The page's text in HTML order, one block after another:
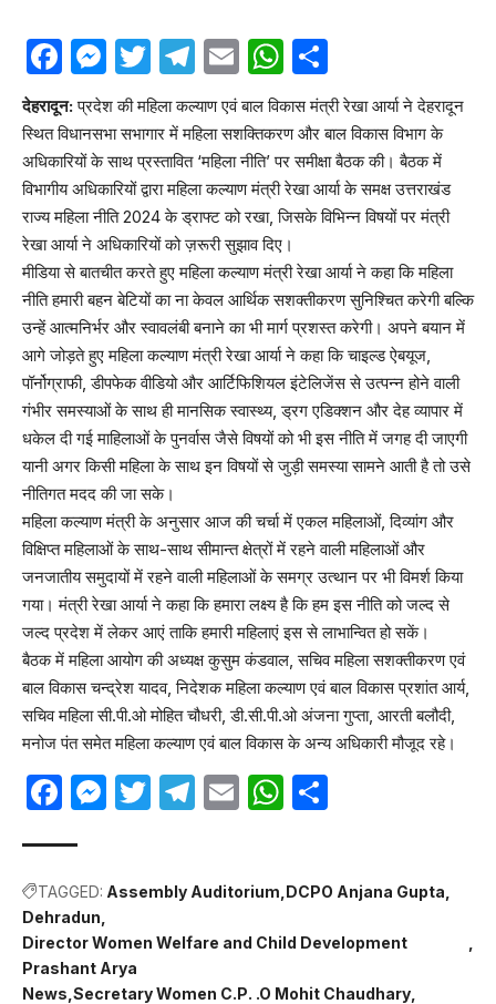
Facebook
Messenger
Twitter
Telegram
EmailWhatsApp
देहरादून:प्रदेश की महिला कल्याण एवं बाल विकास मंत्री रेखा आर्या ने देहरादून
स्थित विधानसभा सभागार में महिला सशक्तिकरण और बाल विकास विभाग के
अधिकारियों के साथ प्रस्तावित ‘महिला नीति’ पर समीक्षा बैठक की। बैठक में
विभागीय अधिकारियों द्वारा महिला कल्याण मंत्री रेखा आर्या के समक्ष उत्तराखंड
राज्य महिला नीति 2024 के ड्राफ्ट को रखा, जिसके विभिन्न विषयों पर मंत्री
रेखा आर्या ने अधिकारियों को ज़रूरी सुझाव दिए।
मीडिया से बातचीत करते हुए महिला कल्याण मंत्री रेखा आर्या ने कहा कि महिला
नीति हमारी बहन बेटियों का ना केवल आर्थिक सशक्तीकरण सुनिश्चित करेगी बल्कि
उन्हें आत्मनिर्भर और स्वावलंबी बनाने का भी मार्ग प्रशस्त करेगी। अपने बयान में
आगे जोड़ते हुए महिला कल्याण मंत्री रेखा आर्या ने कहा कि चाइल्ड ऐबयूज,
पॉर्नोग्राफी, डीपफेक वीडियो और आर्टिफिशियल इंटेलिजेंस से उत्पन्न होने वाली
गंभीर समस्याओं के साथ ही मानसिक स्वास्थ्य, ड्रग एडिक्शन और देह व्यापार में
धकेल दी गई माहिलाओं के पुनर्वास जैसे विषयों को भी इस नीति में जगह दी जाएगी
यानी अगर किसी महिला के साथ इन विषयों से जुड़ी समस्या सामने आती है तो उसे
नीतिगत मदद की जा सके।
महिला कल्याण मंत्री के अनुसार आज की चर्चा में एकल महिलाओं, दिव्यांग और
विक्षिप्त महिलाओं के साथ-साथ सीमान्त क्षेत्रों में रहने वाली महिलाओं और
जनजातीय समुदायों में रहने वाली महिलाओं के समग्र उत्थान पर भी विमर्श किया
गया। मंत्री रेखा आर्या ने कहा कि हमारा लक्ष्य है कि हम इस नीति को जल्द से
जल्द प्रदेश में लेकर आएं ताकि हमारी महिलाएं इस से लाभान्वित हो सकें।
बैठक में महिला आयोग की अध्यक्ष कुसुम कंडवाल, सचिव महिला सशक्तीकरण एवं
बाल विकास चन्द्रेश यादव, निदेशक महिला कल्याण एवं बाल विकास प्रशांत आर्य,
सचिव महिला सी.पी.ओ मोहित चौधरी, डी.सी.पी.ओ अंजना गुप्ता, आरती बलौदी,
मनोज पंत समेत महिला कल्याण एवं बाल विकास के अन्य अधिकारी मौजूद रहे।
Facebook
Messenger
Twitter
Telegram
EmailWhatsApp
TAGGED: Assembly Auditorium DCPO Anjana Gupta
Dehradun
Director Women Welfare and Child Development
Prashant Arya
News Secretary Women C.P. .O Mohit Chaudhary